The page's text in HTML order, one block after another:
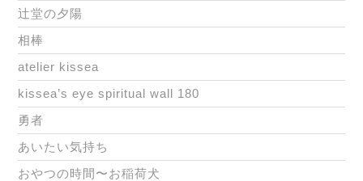
辻堂の夕陽
相棒
atelier kissea
kissea’s eye spiritual wall 180
勇者
あいたい気持ち
おやつの時間〜お稲荷犬